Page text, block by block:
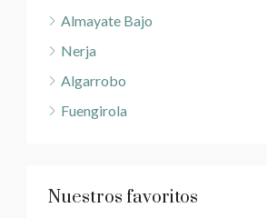
Almayate Bajo
Nerja
Algarrobo
Fuengirola
Nuestros favoritos